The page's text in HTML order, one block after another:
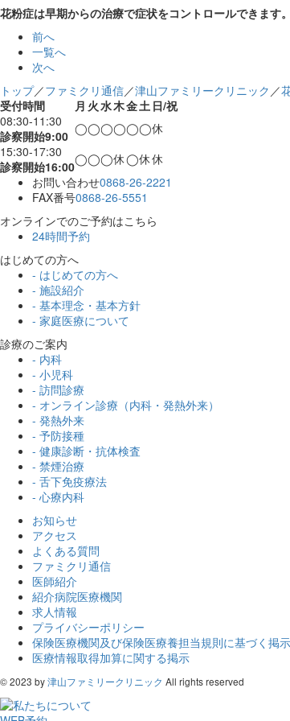
花粉症は早期からの治療で症状をコントロールできます。
前へ
一覧へ
次へ
トップ／ファミクリ通信／津山ファミリークリニック ／
受付時間
月 火水木金土 日/祝
08:30-11:30
診察開始9:00 ◯◯◯◯◯◯休
15:30-17:30
診察開始16:00◯◯◯休◯休休
お問い合わせ0868-26-2221
FAX番号0868-26-5551
オンラインでのご予約はこちら
24時間予約
はじめての方へ
- はじめての方へ
- 施設紹介
- 基本理念・基本方針
- 家庭医療について
診療のご案内
- 内科
- 小児科
- 訪問診療
- オンライン診療（内科・発熱外来）
- 発熱外来
- 予防接種
- 健康診断・抗体検査
- 禁煙治療
- 舌下免疫療法
- 心療内科
お知らせ
アクセス
よくある質問
ファミクリ通信
医師紹介
紹介病院医療機関
求人情報
プライバシーポリシー
保険医療機関及び保険医療養担当規則に基づく掲
医療情報取得加算に関する掲示
© 2023 by津山ファミリークリニック All rights reserved